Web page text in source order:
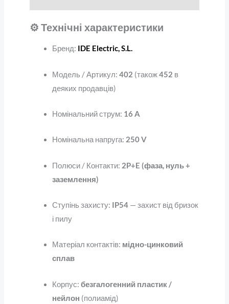
⚙️ Технічні характеристики
Бренд: IDE Electric, S.L.
Модель / Артикул: 402 (також452 в
деяких продавців)
Номінальний струм: 16 A
Номінальна напруга: 250 V
Полюси / Контакти: 2P+E (фаза, нуль +
заземлення)
Ступінь захисту: IP54— захист від бризок
і пилу
Матеріал контактів: мідно-цинковий
сплав
Корпус: безгалогенний пластик /
нейлон (полиамід)